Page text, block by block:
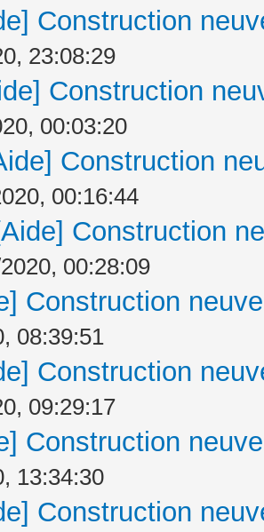
Construction
23:08:29
Construction
00:03:20
Construction
00:16:44
Construction
00:28:09
Construction
08:39:51
Construction
09:29:17
Construction
13:34:30
Construction